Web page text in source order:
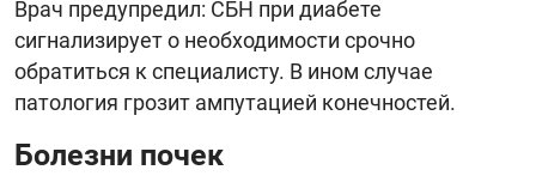
Врач предупредил: СБН при диабете
сигнализирует о необходимости срочно
обратиться к специалисту. В ином случае
патология грозит ампутацией конечностей.
Болезни почек